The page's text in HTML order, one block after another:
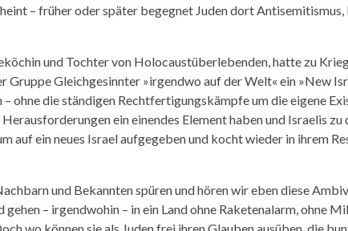
– früher oder später begegnet Juden dort
und Tochter von Holocaustüberlebenden, hatte zu
Gruppe Gleichgesinnter »irgendwo auf der Welt« ein »New
– ohne die ständigen Rechtfertigungskämpfe um die eigene
ein einendes Element haben und Israelis zu
auf ein neues Israel aufgegeben und kocht wieder in ihrem
und Bekannten spüren und hören wir eben diese
– irgendwohin – in ein Land ohne Raketenalarm, ohne